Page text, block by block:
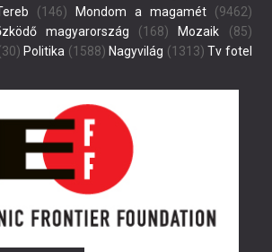
(146) Mondom a magamét(9462)
magyarország (168) Mozaik (85)
Politika (1588) Nagyvilág (1313) Tv fotel